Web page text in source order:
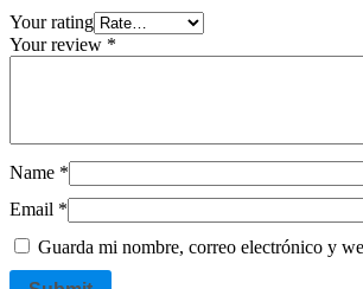
Your rating
Your review *
Name *
Email *
Guarda mi nombre, correo electrónico y